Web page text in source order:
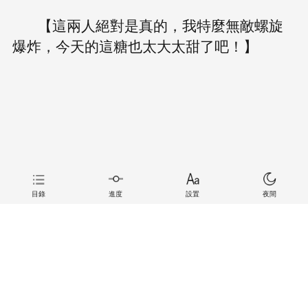
【這兩人絕對是真的，我特麼無敵螺旋
爆炸，今天的這糖也太大太甜了吧！】
目錄 進度 設置 夜間